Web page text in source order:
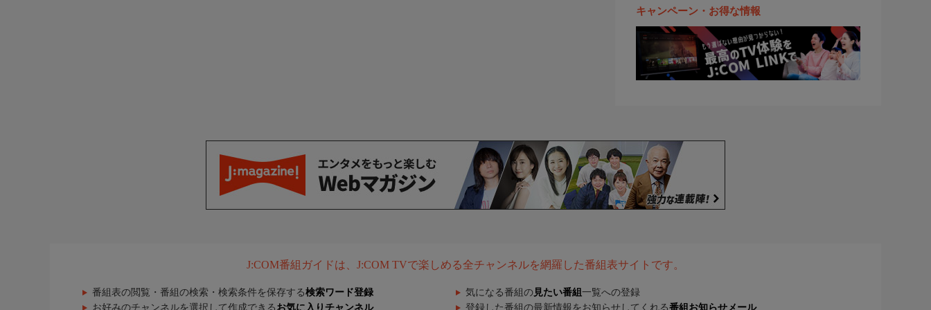
キャンペーン・お得な情報
J:COM番組ガイドは、J:COM TVで楽しめる全チャンネルを網羅した番組表サイトです。
番組表の閲覧・番組の検索・検索条件を保存する検索ワード登録 気になる番組の 見たい番組 一覧への登録
お好みのチャンネルを選択して作成できる お気に入りチャンネル 登録した番組の最新情報をお知らせしてくれる番組お知らせメール